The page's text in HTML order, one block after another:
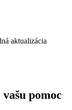
aktualizácia
pomoc